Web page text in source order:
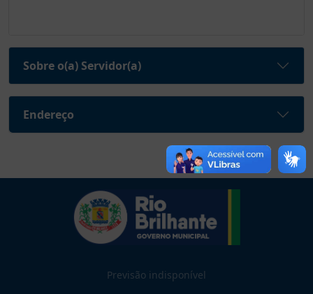
Sobre o(a) Servidor(a)
Endereço
Previsão indisponível